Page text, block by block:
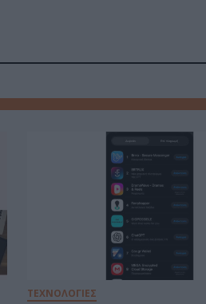
ΤΕΧΝΟΛΟΓΙΕΣ